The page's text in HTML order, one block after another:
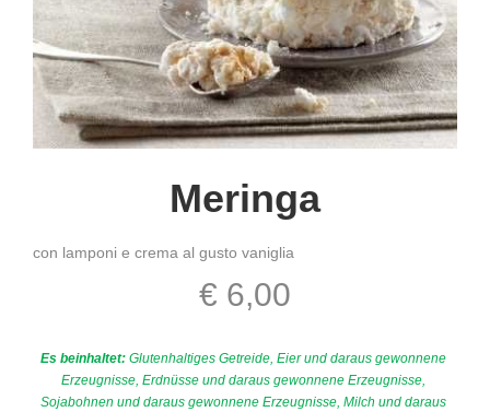
Meringa
con lamponi e crema al gusto vaniglia
€ 6,00
Es beinhaltet:Glutenhaltiges Getreide, Eier und daraus gewonnene
Erzeugnisse, Erdnüsse und daraus gewonnene Erzeugnisse,
Sojabohnen und daraus gewonnene Erzeugnisse, Milch und daraus